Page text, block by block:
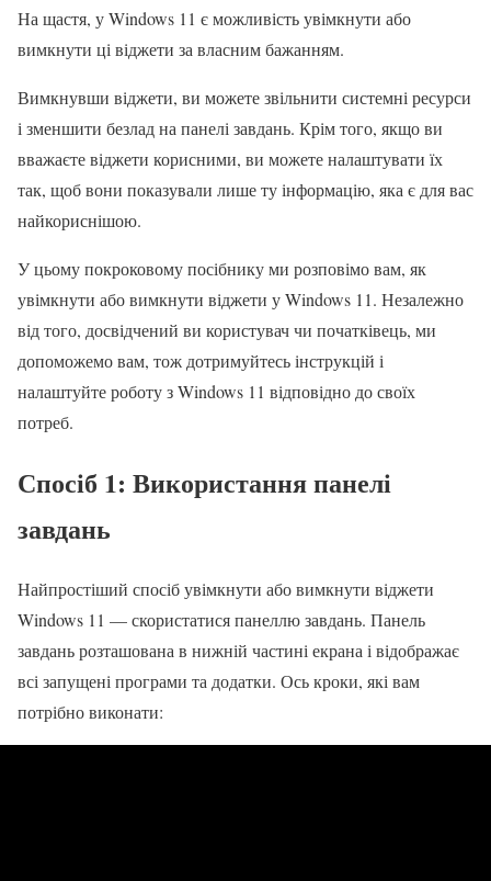
На щастя, у Windows 11 є можливість увімкнути або
вимкнути ці віджети за власним бажанням.
Вимкнувши віджети, ви можете звільнити системні ресурси
і зменшити безлад на панелі завдань. Крім того, якщо ви
вважаєте віджети корисними, ви можете налаштувати їх
так, щоб вони показували лише ту інформацію, яка є для вас
найкориснішою.
У цьому покроковому посібнику ми розповімо вам, як
увімкнути або вимкнути віджети у Windows 11. Незалежно
від того, досвідчений ви користувач чи початківець, ми
допоможемо вам, тож дотримуйтесь інструкцій і
налаштуйте роботу з Windows 11 відповідно до своїх
потреб.
Спосіб 1: Використання панелі
завдань
Найпростіший спосіб увімкнути або вимкнути віджети
Windows 11 — скористатися панеллю завдань. Панель
завдань розташована в нижній частині екрана і відображає
всі запущені програми та додатки. Ось кроки, які вам
потрібно виконати: